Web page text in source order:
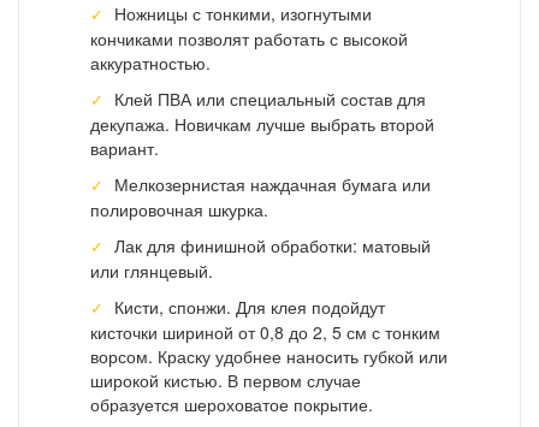
Ножницы с тонкими, изогнутыми
кончиками позволят работать с высокой
аккуратностью.
Клей ПВА или специальный состав для
декупажа. Новичкам лучше выбрать второй
вариант.
Мелкозернистая наждачная бумага или
полировочная шкурка.
Лак для финишной обработки: матовый
или глянцевый.
Кисти, спонжи. Для клея подойдут
кисточки шириной от 0,8 до 2, 5 см с тонким
ворсом. Краску удобнее наносить губкой или
широкой кистью. В первом случае
образуется шероховатое покрытие.